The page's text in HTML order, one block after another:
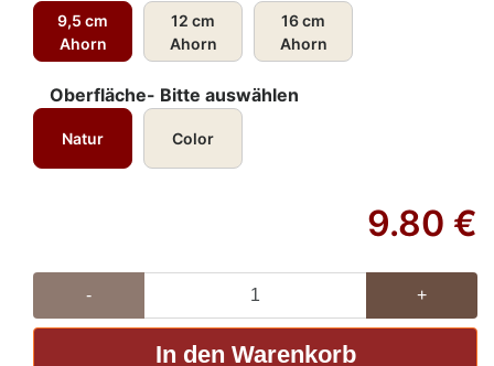
9,5 cm
Ahorn
12 cm
Ahorn
16 cm
Ahorn
Oberfläche- Bitte auswählen
Natur Color
9.80 €
- +